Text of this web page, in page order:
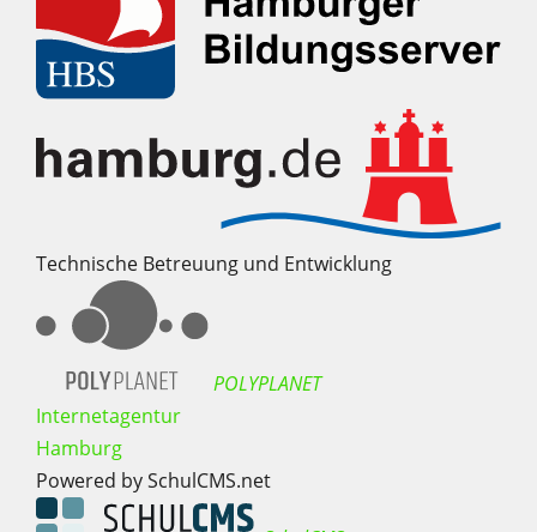
Technische Betreuung und Entwicklung
POLYPLANET
Internetagentur
Hamburg
Powered by SchulCMS.net